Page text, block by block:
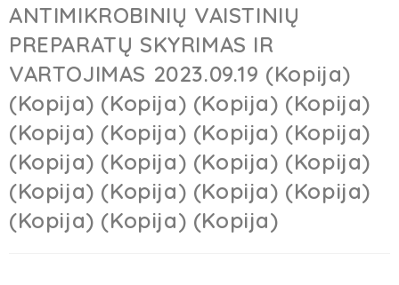
ANTIMIKROBINIŲ VAISTINIŲ
PREPARATŲ SKYRIMAS IR
VARTOJIMAS 2023.09.19 (Kopija)
(Kopija) (Kopija) (Kopija) (Kopija)
(Kopija) (Kopija) (Kopija) (Kopija)
(Kopija) (Kopija) (Kopija) (Kopija)
(Kopija) (Kopija) (Kopija) (Kopija)
(Kopija) (Kopija) (Kopija)